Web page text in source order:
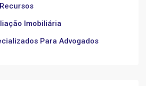
Imobiliária
Para Advogados